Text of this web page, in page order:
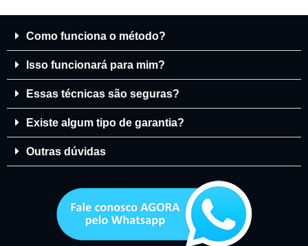
Como funciona o método?
Isso funcionará para mim?
Essas técnicas são seguras?
Existe algum tipo de garantia?
Outras dúvidas